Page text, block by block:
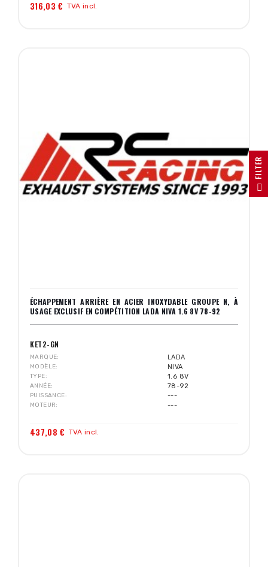
316,03 € TVA incl.
ÉCHAPPEMENT ARRIÈRE EN ACIER INOXYDABLE GROUPE N, À
USAGE EXCLUSIF EN COMPÉTITION LADA NIVA 1.6 8V 78-92
KET2-GN
MARQUE LADA
MODÈLE NIVA
TYPE 1.6 8V
ANNÉE 78-92
PUISSANCE ---
MOTEUR ---
437,08 € TVA incl.
R